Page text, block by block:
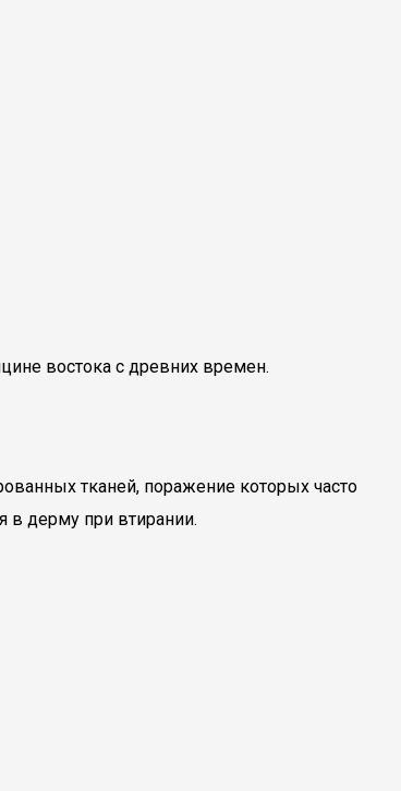
востока с древних времен.
тканей, поражение которых часто
в дерму при втирании.